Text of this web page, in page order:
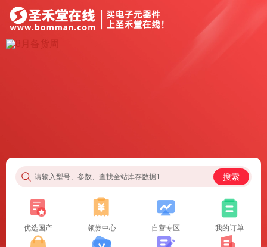
请输入型号、参数、查找全站库存数据1 搜索
优选国产 领券中心 自营专区 我的订单